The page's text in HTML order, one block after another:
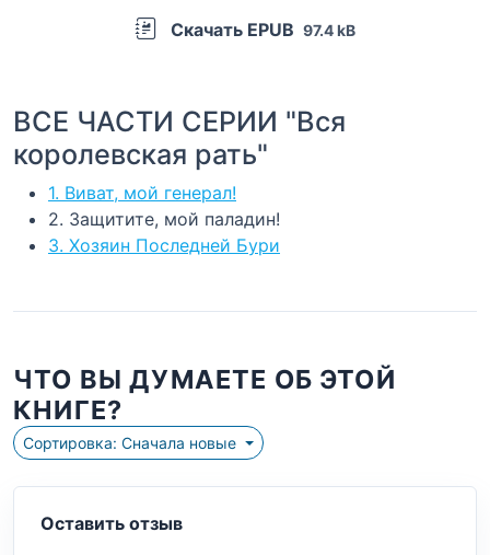
Скачать EPUB 97.4 kB
ВСЕ ЧАСТИ СЕРИИ "Вся
королевская рать"
1. Виват, мой генерал!
2. Защитите, мой паладин!
3. Хозяин Последней Бури
ЧТО ВЫ ДУМАЕТЕ ОБ ЭТОЙ
КНИГЕ?
Сортировка: Сначала новые
Оставить отзыв